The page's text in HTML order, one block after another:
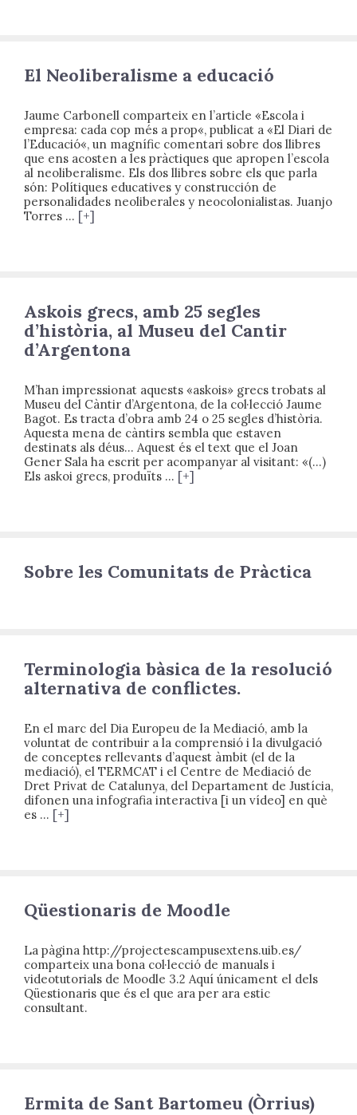
El Neoliberalisme a educació
Jaume Carbonell comparteix en l’article «Escola i
empresa: cada cop més a prop«, publicat a «El Diari de
l’Educació«, un magnífic comentari sobre dos llibres
que ens acosten a les pràctiques que apropen l’escola
al neoliberalisme. Els dos llibres sobre els que parla
són: Polítiques educatives y construcción de
personalidades neoliberales y neocolonialistas. Juanjo
Torres … [+]
Askois grecs, amb 25 segles
d’història, al Museu del Cantir
d’Argentona
M’han impressionat aquests «askois» grecs trobats al
Museu del Càntir d’Argentona, de la col·lecció Jaume
Bagot. Es tracta d’obra amb 24 o 25 segles d’història.
Aquesta mena de càntirs sembla que estaven
destinats als déus… Aquest és el text que el Joan
Gener Sala ha escrit per acompanyar al visitant: «(…)
Els askoi grecs, produïts … [+]
Sobre les Comunitats de Pràctica
Terminologia bàsica de la resolució
alternativa de conflictes.
En el marc del Dia Europeu de la Mediació, amb la
voluntat de contribuir a la comprensió i la divulgació
de conceptes rellevants d’aquest àmbit (el de la
mediació), el TERMCAT i el Centre de Mediació de
Dret Privat de Catalunya, del Departament de Justícia,
difonen una infografia interactiva [i un vídeo] en què
es … [+]
Qüestionaris de Moodle
La pàgina http://projectescampusextens.uib.es/
comparteix una bona col·lecció de manuals i
videotutorials de Moodle 3.2 Aquí únicament el dels
Qüestionaris que és el que ara per ara estic
consultant.
Ermita de Sant Bartomeu (Òrrius)